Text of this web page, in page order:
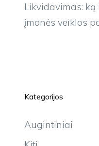
Likvidavimas:
įmonės veiklos
Kategorijos
Augintiniai